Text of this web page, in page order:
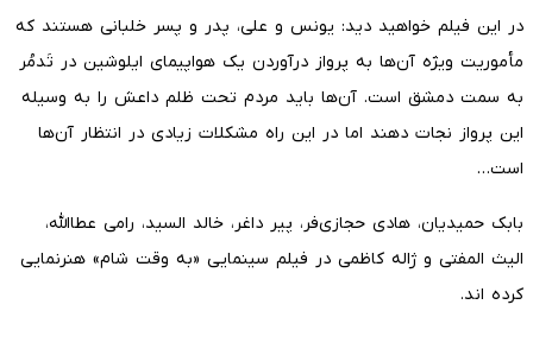
در این فیلم خواهید دید: یونس و علی، پدر و پسر خلبانی هستند که
مأموریت ویژه آن‌ها به پرواز درآوردن یک هواپیمای ایلوشین در تَدمُر
به سمت دمشق است. آن‌ها باید مردم تحت ظلم داعش را به وسیله
این پرواز نجات دهند اما در این راه مشکلات زیادی در انتظار آن‌ها
است…
بابک حمیدیان، هادی حجازی‌فر، پیر داغر، خالد السید، رامی عطاالله،
الیث المفتی و ژاله کاظمی در فیلم سینمایی «به وقت شام» هنرنمایی
کرده اند.